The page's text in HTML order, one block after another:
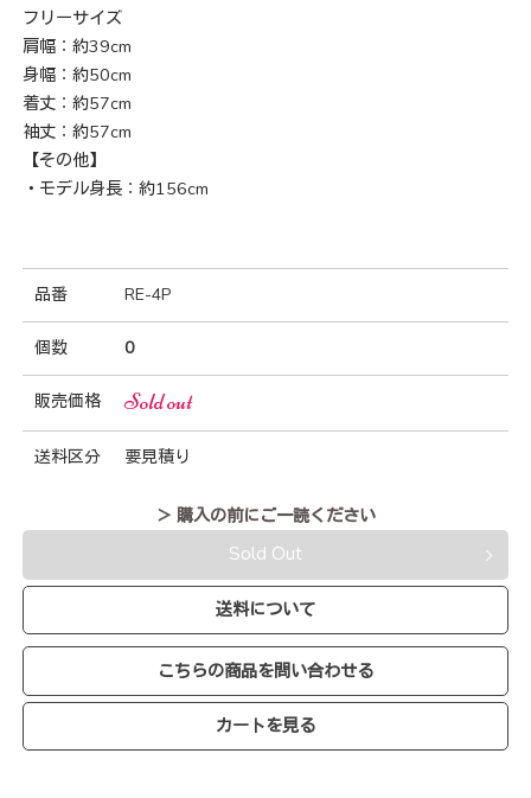
フリーサイズ
肩幅：約39cm
身幅：約50cm
着丈：約57cm
袖丈：約57cm
【その他】
・モデル身長：約156cm
品番 RE-4P
個数 0
販売価格 Sold out
送料区分 要見積り
＞ 購入の前にご一読ください
Sold Out
送料について
こちらの商品を問い合わせる
カートを見る